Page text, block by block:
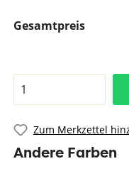
Gesamtpreis
Zum Merkzettel
Andere Farben